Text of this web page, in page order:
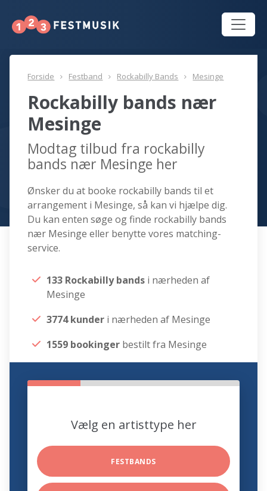
Forside Festband Rockabilly Bands Mesinge
Rockabilly bands nær
Mesinge
Modtag tilbud fra rockabilly
bands nær Mesinge her
Ønsker du at booke rockabilly bands til et
arrangement i Mesinge, så kan vi hjælpe dig.
Du kan enten søge og finde rockabilly bands
nær Mesinge eller benytte vores matching-
service.
133 Rockabilly bands i nærheden af
Mesinge
3774 kunder i nærheden af Mesinge
1559 bookinger bestilt fra Mesinge
Vælg en artisttype her
FESTBANDS